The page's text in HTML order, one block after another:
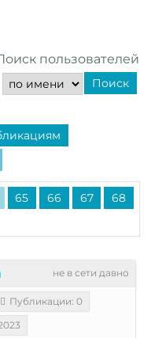
пользователей
Поиск
65 66 67 68
не в сети давно
Публикации: 0